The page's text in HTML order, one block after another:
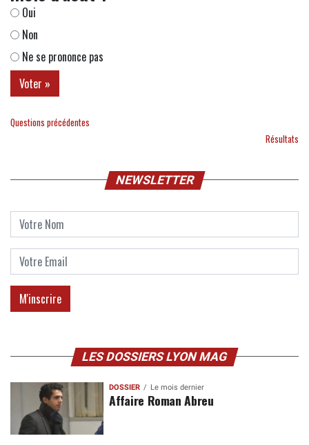
Oui
Non
Ne se prononce pas
Questions précédentes
Résultats
NEWSLETTER
LES DOSSIERS LYON MAG
DOSSIER Le mois dernier
Affaire Roman Abreu